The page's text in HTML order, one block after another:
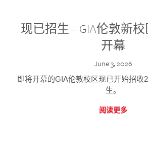
现已招生 – GIA伦敦新
开幕
June 3, 2026
即将开幕的GIA伦敦校区现已开始招收
生。
阅读更多